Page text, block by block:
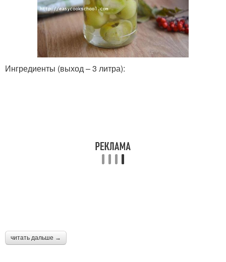
Ингредиенты (выход – 3 литра):
читать дальше →